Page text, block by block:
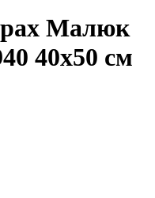
Малюк
40x50 см